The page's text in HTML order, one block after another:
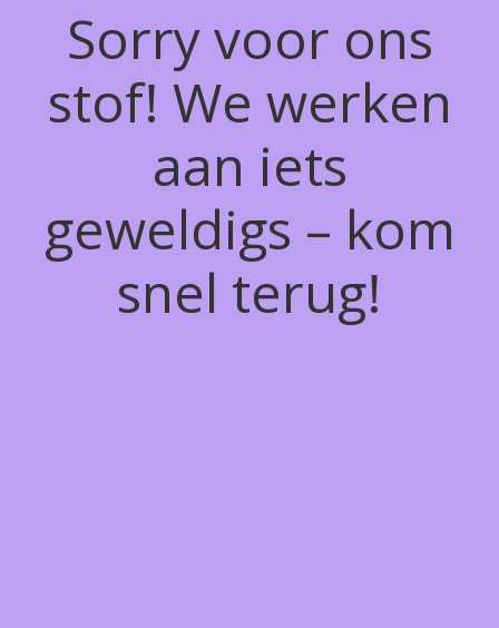
Sorry voor ons
stof! We werken
aan iets
geweldigs – kom
snel terug!